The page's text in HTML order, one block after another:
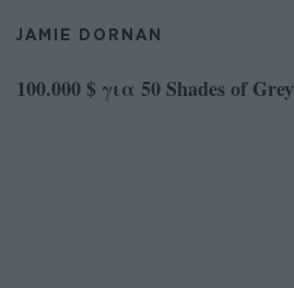
JAMIE DORNAN
100.000 $ για 50 Shades of Grey